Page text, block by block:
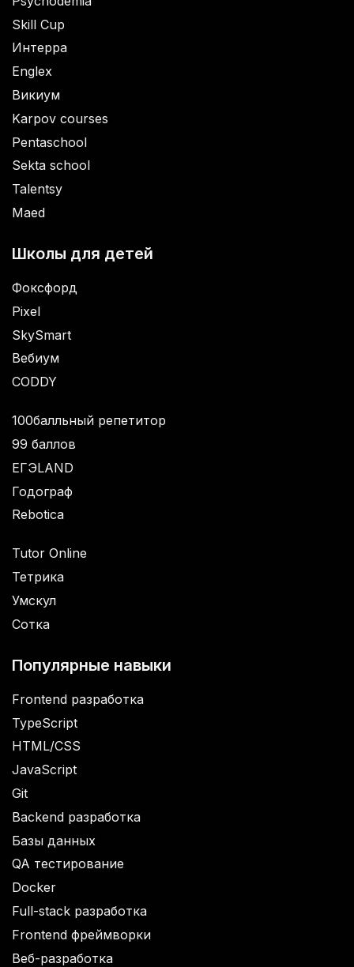
Skill Cup
Интерра
Englex
Викиум
Karpov courses
Pentaschool
Sekta school
Talentsy
Maed
Школы для детей
Фоксфорд
Pixel
SkySmart
Вебиум
CODDY
100балльный репетитор
99 баллов
ЕГЭLAND
Годограф
Rebotica
Tutor Online
Тетрика
Умскул
Сотка
Популярные навыки
Frontend разработка
TypeScript
HTML/CSS
JavaScript
Git
Backend разработка
Базы данных
QA тестирование
Docker
Full-stack разработка
Frontend фреймворки
Веб-разработка